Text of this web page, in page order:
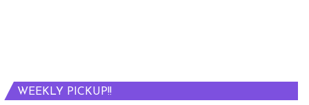
WEEKLY PICKUP!!